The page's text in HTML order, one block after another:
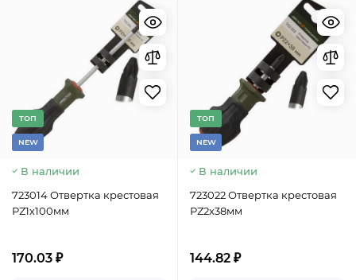
TОП
NEW
В наличии
723014 Отвертка крестовая
РZ1х100мм
170.03 ₽
TОП
NEW
В наличии
723022 Отвертка крестовая
РZ2х38мм
144.82 ₽